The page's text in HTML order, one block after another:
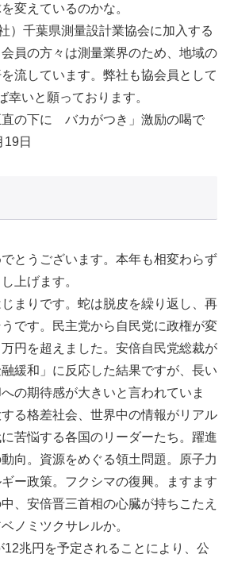
変えているのかな。
）千葉県測量設計業協会に加入する
員の方々は測量業界のため、地域の
流しています。弊社も協会員として
幸いと願っております。
の下に バカがつき」激励の喝で
日
とうございます。本年も相変わらず
上げます。
まりです。蛇は脱皮を繰り返し、再
です。民主党から自民党に政権が変
円を超えました。安倍自民党総裁が
緩和」に反応した結果ですが、長い
の期待感が大きいと言われていま
る格差社会、世界中の情報がリアル
苦悩する各国のリーダーたち。躍進
向。資源をめぐる領土問題。原子力
ー政策。フクシマの復興。ますます
、安倍晋三首相の心臓が持ちこたえ
ノミツクサレルか。
12兆円を予定されることにより、公